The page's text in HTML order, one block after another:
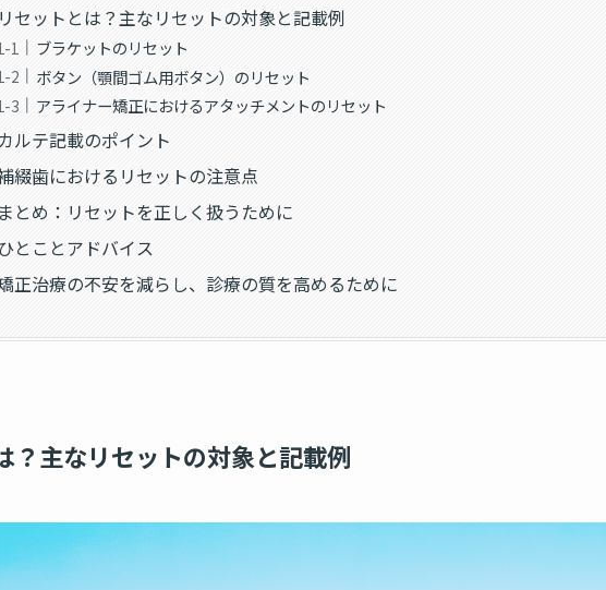
リセットとは？主なリセットの対象と記載例
ブラケットのリセット
ボタン（顎間ゴム用ボタン）のリセット
アライナー矯正におけるアタッチメントのリセット
カルテ記載のポイント
綴歯におけるリセットの注意点
まとめ：リセットを正しく扱うために
ひとことアドバイス
正治療の不安を減らし、診療の質を高めるために
？主なリセットの対象と記載例